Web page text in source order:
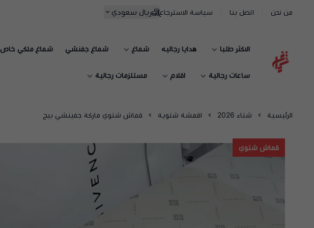
من نحن اتصل بنا سياسة الاسترجاع ريال سعودي
شماغ شوب | أفضل متجر شماغ في السعودية
الاكثر طلبا هدايا رجاليه شماغ شماغ جفنشي شماغ ملكي خاص
ساعات رجالية اقلام مستلزمات رجالية
الرئيسية شتاء 2026 اقمشة شتوية قماش شتوي ماركة جفينشي بيج
قماش شتوي